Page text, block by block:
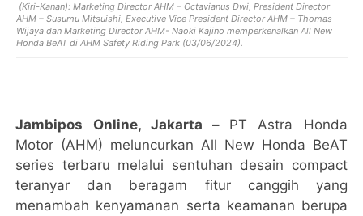
(Kiri-Kanan): Marketing Director AHM – Octavianus Dwi, President Director
AHM – Susumu Mitsuishi, Executive Vice President Director AHM – Thomas
Wijaya dan Marketing Director AHM- Naoki Kajino memperkenalkan All New
Honda BeAT di AHM Safety Riding Park (03/06/2024).
Jambipos Online, Jakarta – PT Astra Honda
Motor (AHM) meluncurkan All New Honda BeAT
series terbaru melalui sentuhan desain compact
teranyar dan beragam fitur canggih yang
menambah kenyamanan serta keamanan berupa